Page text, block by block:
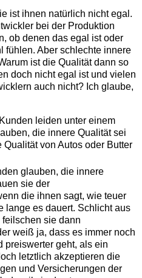
ist ihnen natürlich nicht egal.
bei der Produktion
ob denen das egal ist oder
fühlen. Aber schlechte innere
ist die Qualität dann so
doch nicht egal ist und vielen
auch nicht? Ich glaube,
leiden unter einem
die innere Qualität sei
von Autos oder Butter
glauben, die innere
sie der
die ihnen sagt, wie teuer
lange es dauert. Schlicht aus
sie dann
weiß ja, dass es immer noch
preiswerter geht, als ein
letztlich akzeptieren die
und Versicherungen der